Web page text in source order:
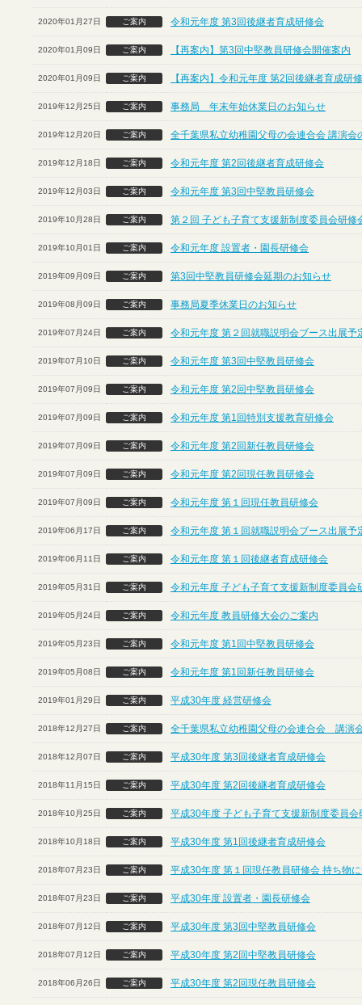
2020年01月27日 ご案内 令和元年度 第3回後継者育成研修会
2020年01月09日 ご案内 【再案内】第3回中堅教員研修会開催案内
2020年01月09日 ご案内 【再案内】令和元年度 第2回後継者育成研
2019年12月25日 ご案内 事務局 年末年始休業日のお知らせ
2019年12月20日 ご案内 全千葉県私立幼稚園父母の会連合会 講演会
2019年12月18日 ご案内 令和元年度 第2回後継者育成研修会
2019年12月03日 ご案内 令和元年度 第3回中堅教員研修会
2019年10月28日 ご案内 第２回 子ども子育て支援新制度委員会研修
2019年10月01日 ご案内 令和元年度 設置者・園長研修会
2019年09月09日 ご案内 第3回中堅教員研修会延期のお知らせ
2019年08月09日 ご案内 事務局夏季休業日のお知らせ
2019年07月24日 ご案内 令和元年度 第２回就職説明会ブース出展
2019年07月10日 ご案内 令和元年度 第3回中堅教員研修会
2019年07月09日 ご案内 令和元年度 第2回中堅教員研修会
2019年07月09日 ご案内 令和元年度 第1回特別支援教育研修会
2019年07月09日 ご案内 令和元年度 第2回新任教員研修会
2019年07月09日 ご案内 令和元年度 第2回現任教員研修会
2019年07月09日 ご案内 令和元年度 第１回現任教員研修会
2019年06月17日 ご案内 令和元年度 第１回就職説明会ブース出展予
2019年06月11日 ご案内 令和元年度 第１回後継者育成研修会
2019年05月31日 ご案内 令和元年度 子ども子育て支援新制度委員会
2019年05月24日 ご案内 令和元年度 教員研修大会のご案内
2019年05月23日 ご案内 令和元年度 第1回中堅教員研修会
2019年05月08日 ご案内 令和元年度 第1回新任教員研修会
2019年01月29日 ご案内 平成30年度 経営研修会
2018年12月27日 ご案内 全千葉県私立幼稚園父母の会連合会 講演
2018年12月07日 ご案内 平成30年度 第3回後継者育成研修会
2018年11月15日 ご案内 平成30年度 第2回後継者育成研修会
2018年10月25日 ご案内 平成30年度 子ども子育て支援新制度委員会
2018年10月18日 ご案内 平成30年度 第1回後継者育成研修会
2018年07月23日 ご案内 平成30年度 第１回現任教員研修会 持ち物
2018年07月23日 ご案内 平成30年度 設置者・園長研修会
2018年07月12日 ご案内 平成30年度 第3回中堅教員研修会
2018年07月12日 ご案内 平成30年度 第2回中堅教員研修会
2018年06月26日 ご案内 平成30年度 第2回現任教員研修会